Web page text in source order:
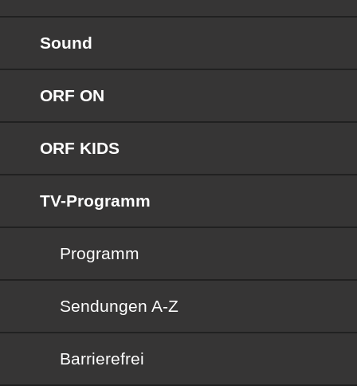
Sound
ORF ON
ORF KIDS
TV-Programm
Programm
Sendungen von A bis Z
Sendungen A-Z
Barrierefrei
Barrierefrei